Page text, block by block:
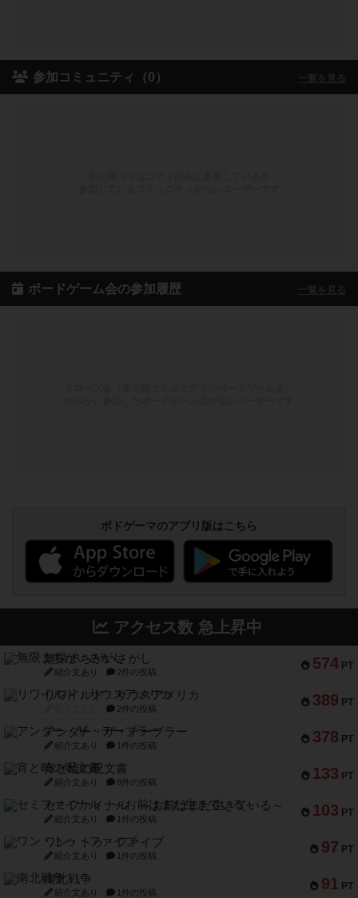
参加コミュニティ（0）
ボードゲーム会の参加履歴
ボドゲーマのアプリ版はこちら
アクセス数 急上昇中
574 PT
無限まちがいさがし
紹介文あり 2件の投稿
389 PT
リワイルド：サウスアメリカ
2件の投稿
378 PT
アンダー・ザ・テーブラー
紹介文あり 1件の投稿
133 PT
宵と暁の呪文書
紹介文あり 8件の投稿
103 PT
セミファイナル ～お前はまだ生きている～
紹介文あり 1件の投稿
97 PT
ワン・トゥ・ファイブ
紹介文あり 1件の投稿
91 PT
南北戦争
紹介文あり 1件の投稿